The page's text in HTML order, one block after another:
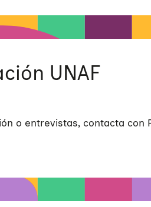
UNAF
o entrevistas, contacta con